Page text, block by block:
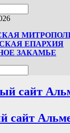
ЕПАРХИЯ
ЗАКАМЬЕ
сайт